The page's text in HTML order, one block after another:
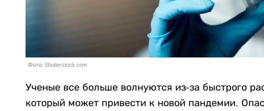
Фото: Shutterstock.com
Ученые все больше волнуются из-за быстрого
который может привести к новой пандемии.